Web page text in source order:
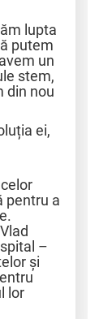
lupta
putem
un
stem,
din nou
ei,
pentru a
–
și
lor